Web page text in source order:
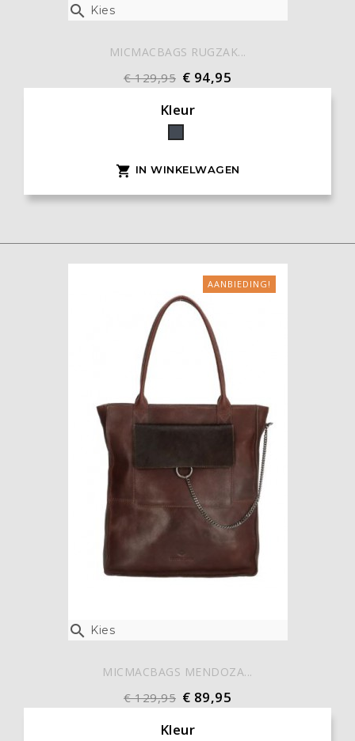
 Kies
MICMACBAGS RUGZAK...
€ 129,95 € 94,95
Kleur
Zwart
 IN WINKELWAGEN
 Kies
AANBIEDING!
MICMACBAGS MENDOZA...
€ 129,95 € 89,95
Kleur